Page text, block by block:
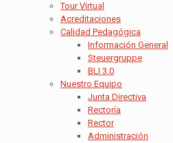
Tour Virtual
Acreditaciones
Calidad Pedagógica
Información General
Steuergruppe
BLI 3.0
Nuestro Equipo
Junta Directiva
Rectoría
Rector
Administración